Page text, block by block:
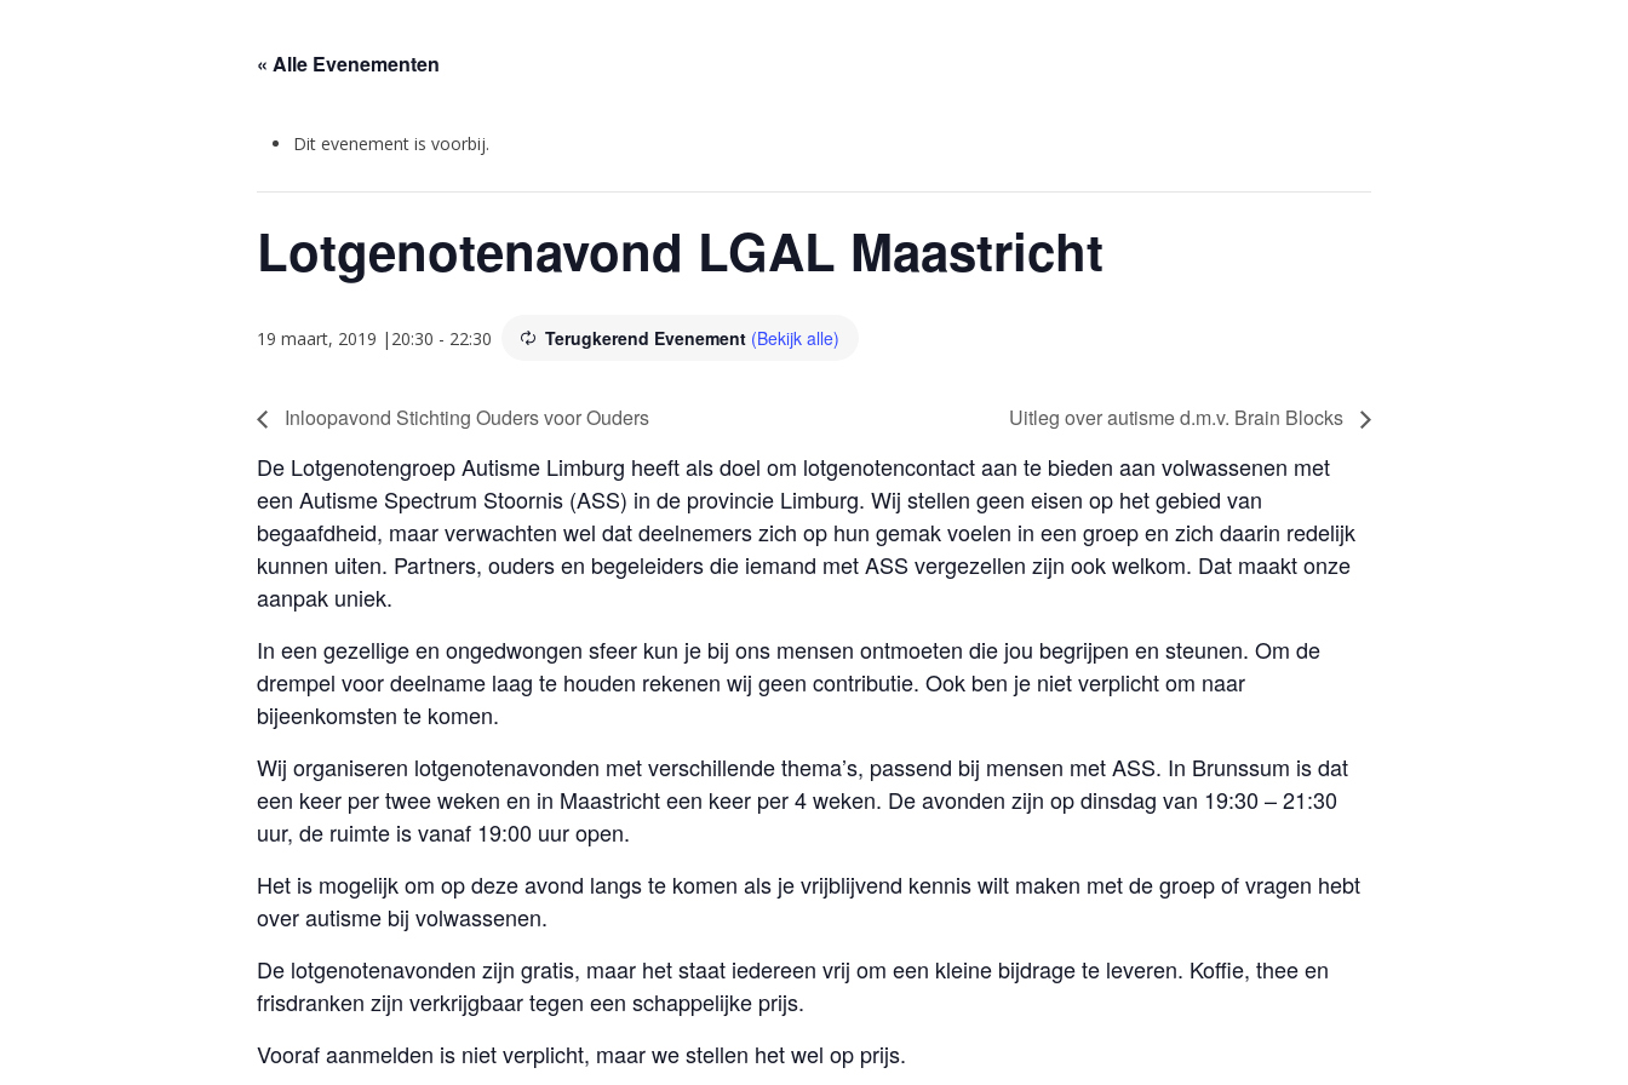
« Alle Evenementen
Dit evenement is voorbij.
Lotgenotenavond LGAL Maastricht
19 maart, 2019 |20:30 - 22:30 Terugkerend Evenement (Bekijk alle)
Inloopavond Stichting Ouders voor Ouders Uitleg over autisme d.m.v. Brain Blocks
De Lotgenotengroep Autisme Limburg heeft als doel om lotgenotencontact aan te bieden aan volwassenen met
een Autisme Spectrum Stoornis (ASS) in de provincie Limburg. Wij stellen geen eisen op het gebied van
begaafdheid, maar verwachten wel dat deelnemers zich op hun gemak voelen in een groep en zich daarin redelijk
kunnen uiten. Partners, ouders en begeleiders die iemand met ASS vergezellen zijn ook welkom. Dat maakt onze
aanpak uniek.
In een gezellige en ongedwongen sfeer kun je bij ons mensen ontmoeten die jou begrijpen en steunen. Om de
drempel voor deelname laag te houden rekenen wij geen contributie. Ook ben je niet verplicht om naar
bijeenkomsten te komen.
Wij organiseren lotgenotenavonden met verschillende thema’s, passend bij mensen met ASS. In Brunssum is dat
een keer per twee weken en in Maastricht een keer per 4 weken. De avonden zijn op dinsdag van 19:30 – 21:30
uur, de ruimte is vanaf 19:00 uur open.
Het is mogelijk om op deze avond langs te komen als je vrijblijvend kennis wilt maken met de groep of vragen hebt
over autisme bij volwassenen.
De lotgenotenavonden zijn gratis, maar het staat iedereen vrij om een kleine bijdrage te leveren. Koffie, thee en
frisdranken zijn verkrijgbaar tegen een schappelijke prijs.
Vooraf aanmelden is niet verplicht, maar we stellen het wel op prijs.